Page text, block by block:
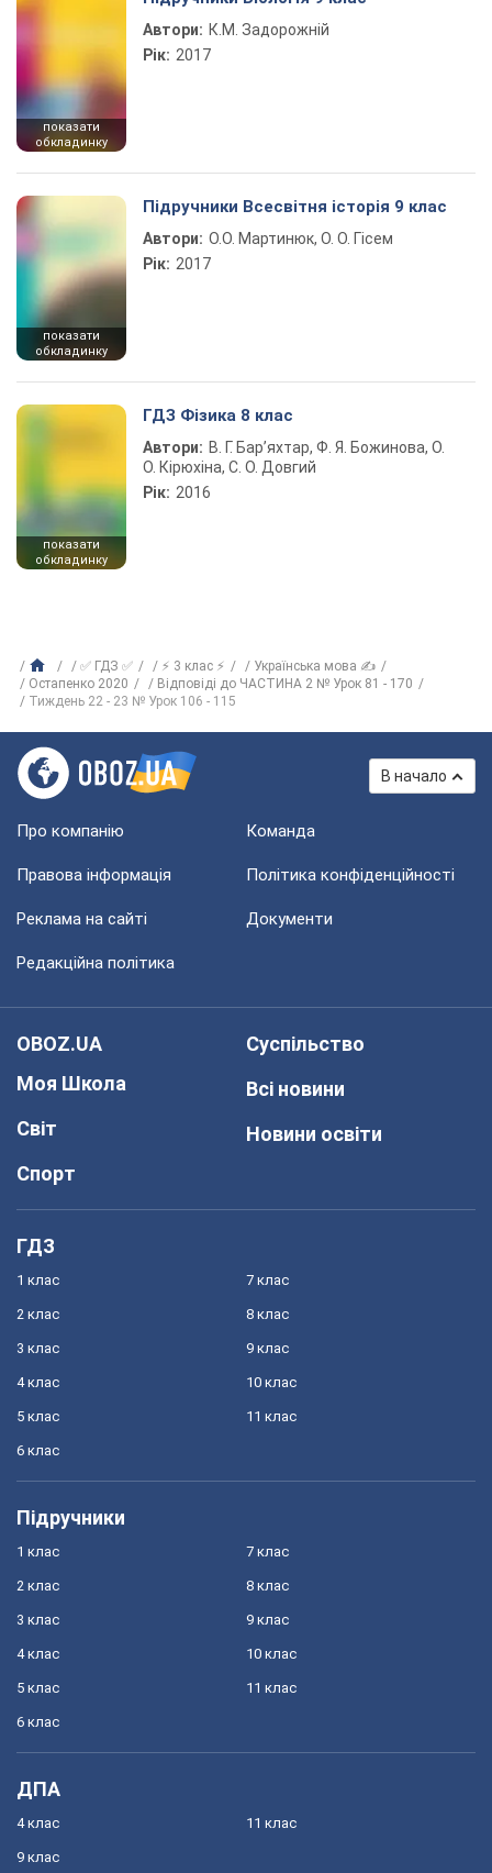
показати
обкладинку
Автори: К.М. Задорожній
Рік: 2017
показати
обкладинку
Підручники Всесвітня історія 9 клас
Автори: О.О. Мартинюк, О. О. Гісем
Рік: 2017
показати
обкладинку
ГДЗ Фізика 8 клас
Автори: В. Г. Бар’яхтар, Ф. Я. Божинова, О.
О. Кірюхіна, С. О. Довгий
Рік: 2016
✅ ГДЗ ✅ ⚡ 3 клас ⚡
Українська мова ✍
Остапенко 2020
Відповіді до ЧАСТИНА 2 № Урок 81 - 170
Тиждень 22 - 23 № Урок 106 - 115
В начало
Про компанію Команда
Правова інформація Політика конфіденційності
Реклама на сайті Документи
Редакційна політика
OBOZ.UA
Моя Школа
Світ
Спорт
Суспільство
Всі новини
Новини освіти
ГДЗ
1 клас
2 клас
3 клас
4 клас
5 клас
6 клас
7 клас
8 клас
9 клас
10 клас
11 клас
Підручники
1 клас
2 клас
3 клас
4 клас
5 клас
6 клас
7 клас
8 клас
9 клас
10 клас
11 клас
ДПА
4 клас
9 клас
11 клас